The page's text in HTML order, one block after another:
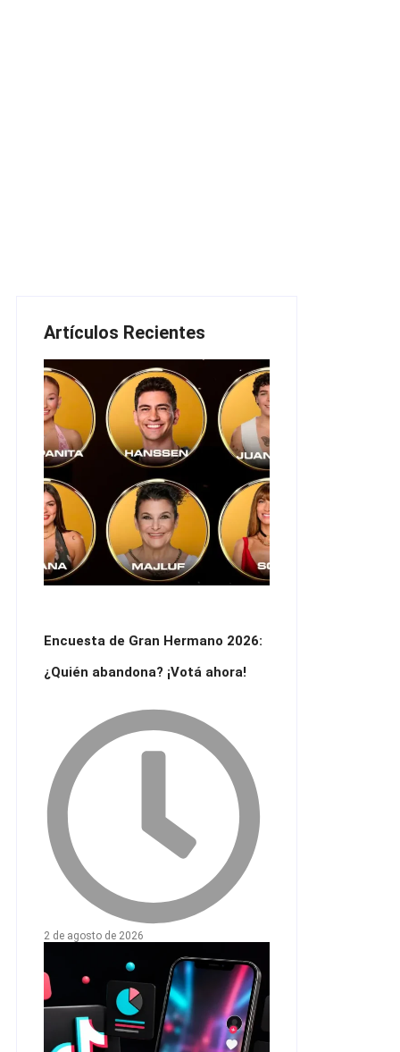
Artículos Recientes
Encuesta de Gran Hermano 2026:
¿Quién abandona? ¡Votá ahora!
2 de agosto de 2026